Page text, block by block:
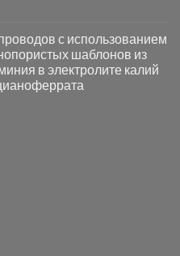
с использованием
шаблонов из
в электролите калий